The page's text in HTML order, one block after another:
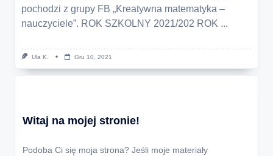
pochodzi z grupy FB „Kreatywna matematyka –
nauczyciele”. ROK SZKOLNY 2021/202 ROK ...
Ula K. Gru 10, 2021
Witaj na mojej stronie!
Podoba Ci się moja strona? Jeśli moje materiały